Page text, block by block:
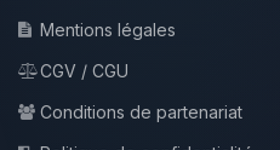
Mentions légales
CGV / CGU
Conditions de partenariat